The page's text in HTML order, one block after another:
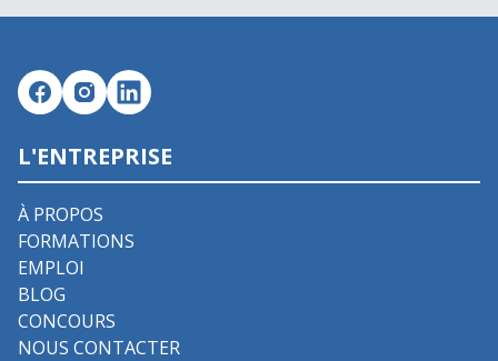
L'ENTREPRISE
À PROPOS
FORMATIONS
EMPLOI
BLOG
CONCOURS
NOUS CONTACTER